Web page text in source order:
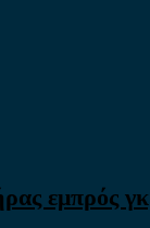
εμπρός